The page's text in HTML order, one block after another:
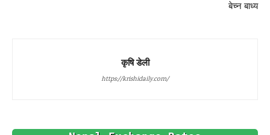
बेच्न बाध्य
कृषि डेली
https://krishidaily.com/